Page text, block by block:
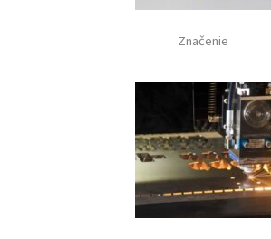
Značenie